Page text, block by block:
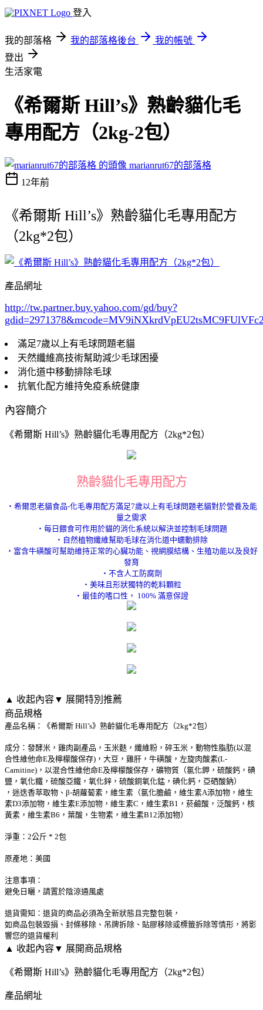
登入
我的部落格 我的部落格後台
我的帳號
登出
生活家電
《希爾斯 Hill’s》熟齡貓化毛
專用配方（2kg-2包）
marianrut67的部落格
12年前
《希爾斯 Hill’s》熟齡貓化毛專用配方
（2kg*2包）
產品網址
http://tw.partner.buy.yahoo.com/gd/buy?
gdid=2971378
滿足7歲以上有毛球問題老貓
天然纖維高技術幫助減少毛球困擾
消化道中移動排除毛球
抗氧化配方維持免疫系統健康
內容簡介
《希爾斯 Hill’s》熟齡貓化毛專用配方（2kg*2包）
熟齡貓化毛專用配方
‧希爾思老貓食品-化毛專用配方滿足7歲以上有毛球問題老貓對於營養及能
量之需求
‧每日餵食可作用於貓的消化系統以解決並控制毛球問題
‧自然植物纖維幫助毛球在消化道中蠕動排除
‧富含牛磺酸可幫助維持正常的心臟功能、視網膜結構、生殖功能以及良好
發育
‧不含人工防腐劑
‧美味且形狀獨特的乾料顆粒
‧最佳的嗜口性， 100% 滿意保證
▲ 收起內容▼ 展開特別推薦
商品規格
產品名稱：《希爾斯 Hill’s》熟齡貓化毛專用配方（2kg*2包）
成分：發酵米，雞肉副產品，玉米麩，纖維粉，碎玉米，動物性脂肪(以混
合性維他命E及檸檬酸保存)，大豆，雞肝，牛磺酸，左旋肉酸素(L-
Carnitine)，以混合性維他命E及檸檬酸保存，礦物質（氯化鉀，硫酸鈣，碘
鹽，氧化鐵，硫酸亞鐵，氧化鋅，硫酸銅氧化錳，碘化鈣，亞硒酸鈉）
，迷迭香萃取物、β-胡蘿蔔素，維生素（氯化膽鹼，維生素A添加物，維生
素D3添加物，維生素E添加物，維生素C，維生素B1，菸鹼酸，泛酸鈣，核
黃素，維生素B6，葉酸，生物素，維生素B12添加物）
淨重：2公斤 * 2包
原產地：美國
注意事項：
避免日曬，請置於陰涼通風處
退貨需知：退貨的商品必須為全新狀態且完整包裝，
如商品包裝毀損、封條移除、吊牌拆除、貼膠移除或標籤拆除等情形，將影
響您的退貨權利
▲ 收起內容▼ 展開商品規格
《希爾斯 Hill’s》熟齡貓化毛專用配方（2kg*2包）
產品網址